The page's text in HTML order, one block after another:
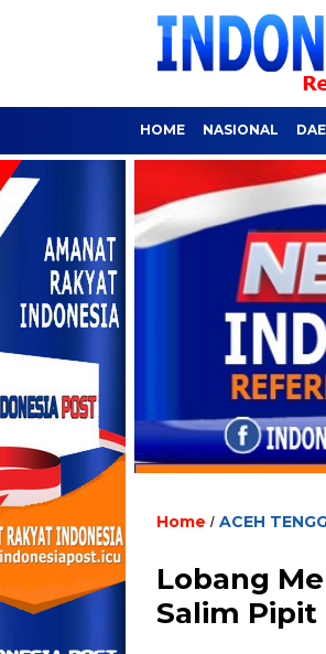
HOME NASIONAL
Home / ACEH
Lobang
Salim Pipit